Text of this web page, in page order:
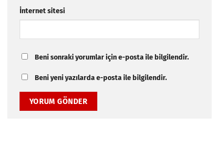
İnternet sitesi
Beni sonraki yorumlar için e-posta ile bilgilendir.
Beni yeni yazılarda e-posta ile bilgilendir.